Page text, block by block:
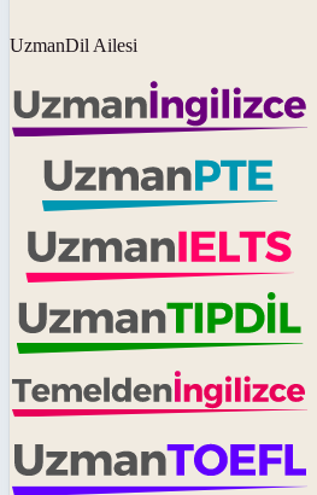
UzmanDil Ailesi